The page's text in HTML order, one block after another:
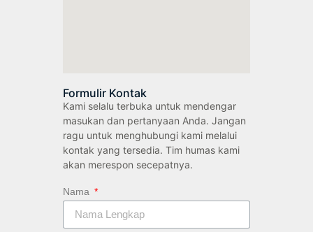
Formulir Kontak
Kami selalu terbuka untuk mendengar
masukan dan pertanyaan Anda. Jangan
ragu untuk menghubungi kami melalui
kontak yang tersedia. Tim humas kami
akan merespon secepatnya.
Nama